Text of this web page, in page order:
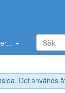
Det